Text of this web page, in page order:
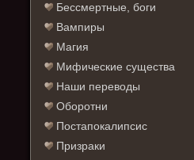
Бессмертные, боги
Вампиры
Магия
Мифические существа
Наши переводы
Оборотни
Постапокалипсис
Призраки